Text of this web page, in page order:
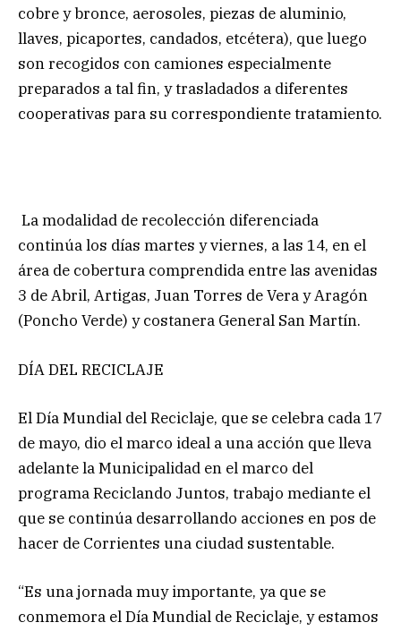
cobre y bronce, aerosoles, piezas de aluminio,
llaves, picaportes, candados, etcétera), que luego
son recogidos con camiones especialmente
preparados a tal fin, y trasladados a diferentes
cooperativas para su correspondiente tratamiento.
La modalidad de recolección diferenciada
continúa los días martes y viernes, a las 14, en el
área de cobertura comprendida entre las avenidas
3 de Abril, Artigas, Juan Torres de Vera y Aragón
(Poncho Verde) y costanera General San Martín.
DÍA DEL RECICLAJE
El Día Mundial del Reciclaje, que se celebra cada 17
de mayo, dio el marco ideal a una acción que lleva
adelante la Municipalidad en el marco del
programa Reciclando Juntos, trabajo mediante el
que se continúa desarrollando acciones en pos de
hacer de Corrientes una ciudad sustentable.
“Es una jornada muy importante, ya que se
conmemora el Día Mundial de Reciclaje, y estamos